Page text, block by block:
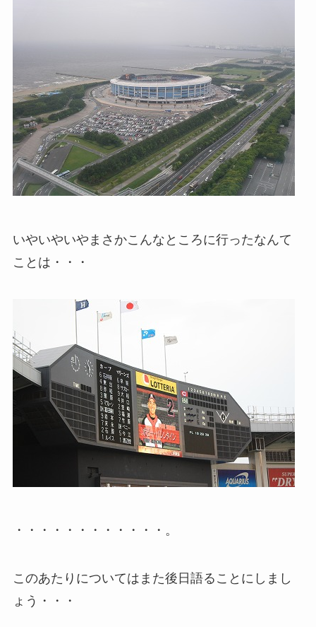
いやいやいやまさかこんなところに行ったなんて
ことは・・・
・・・・・・・・・・・・。
このあたりについてはまた後日語ることにしまし
ょう・・・